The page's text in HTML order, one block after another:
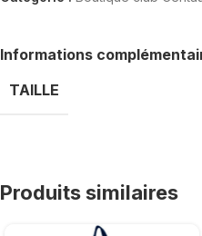
Informations
TAILLE
Produits similaires